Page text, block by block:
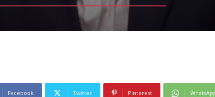
Facebook Twitter Pinterest